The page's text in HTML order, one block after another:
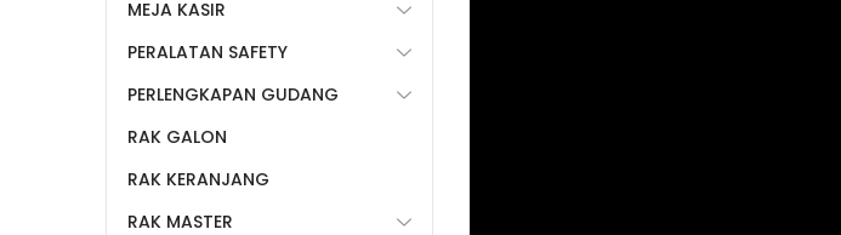
MEJA KASIR
PERALATAN SAFETY
PERLENGKAPAN GUDANG
RAK GALON
RAK KERANJANG
RAK MASTER